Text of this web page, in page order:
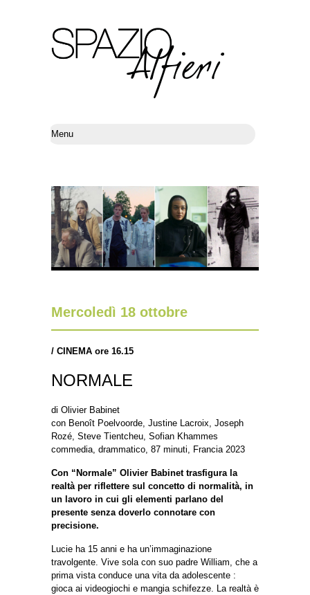
Mercoledì 18 ottobre
/ CINEMA ore 16.15
NORMALE
di Olivier Babinet
con Benoît Poelvoorde, Justine Lacroix, Joseph
Rozé, Steve Tientcheu, Sofian Khammes
commedia, drammatico, 87 minuti, Francia 2023
Con “Normale” Olivier Babinet trasfigura la
realtà per riflettere sul concetto di normalità, in
un lavoro in cui gli elementi parlano del
presente senza doverlo connotare con
precisione.
Lucie ha 15 anni e ha un’immaginazione
travolgente. Vive sola con suo padre William, che a
prima vista conduce una vita da adolescente :
gioca ai videogiochi e mangia schifezze. La realtà è